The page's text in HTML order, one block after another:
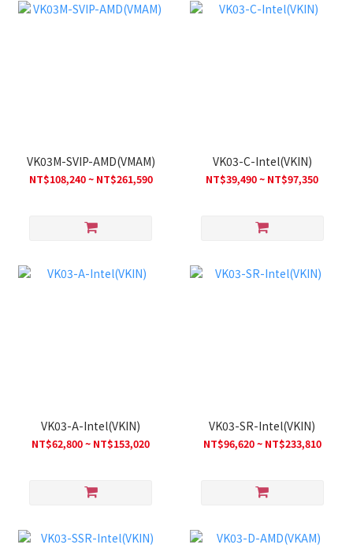
VK03M-SVIP-AMD(VMAM)
NT$108,240 ~ NT$261,590
VK03-C-Intel(VKIN)
NT$39,490 ~ NT$97,350
VK03-A-Intel(VKIN)
NT$62,800 ~ NT$153,020
VK03-SR-Intel(VKIN)
NT$96,620 ~ NT$233,810